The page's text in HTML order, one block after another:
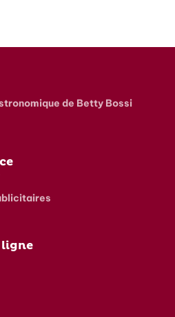
de Betty Bossi
ligne